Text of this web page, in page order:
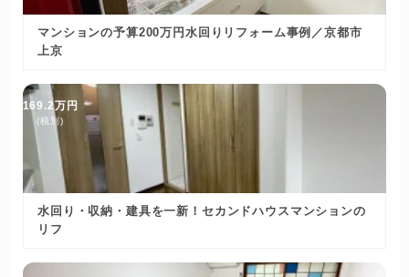
マンションの予算200万円水回りリフォーム事例／京都市
上京
169.2万円
(税別)
水回り・収納・建具を一新！セカンドハウスマンションの
リフ